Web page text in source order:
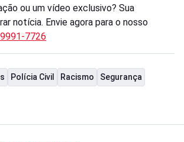
ou um vídeo exclusivo? Sua
notícia. Envie agora para o nosso
7726
Polícia Civil Racismo Segurança